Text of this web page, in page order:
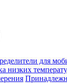
для
низких